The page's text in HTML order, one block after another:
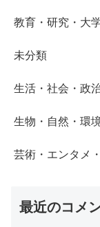
教育・研究・大
未分類
生活・社会・政
生物・自然・環
芸術・エンタメ
最近のコメ